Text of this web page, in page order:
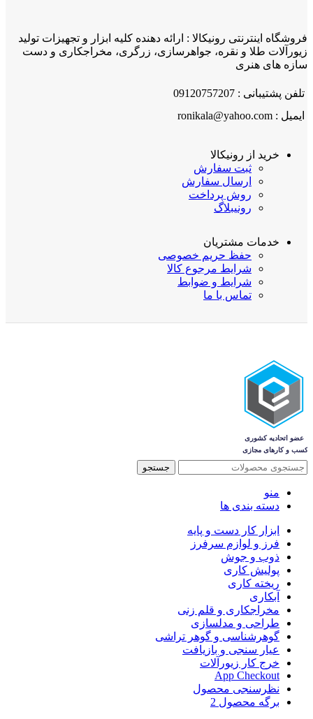
فروشگاه اینترنتی رونیکالا : ارائه دهنده کلیه ابزار و تجهیزات تولید
زیورآلات طلا و نقره، جواهرسازی، زرگری، مخراجکاری و دست
سازه های هنری
تلفن پشتیبانی : 09120757207
ایمیل : ronikala@yahoo.com
خرید از رونیکالا
ثبت سفارش
ارسال سفارش
روش پرداخت
رونیبلاگ
خدمات مشتریان
حفظ حریم خصوصی
شرایط مرجوع کالا
شرایط و ضوابط
تماس با ما
جستجو
منو
دسته بندی ها
ابزار کار دست و پایه
فرز و لوازم سرفرز
ذوب و جوش
پولیش کاری
ریخته کاری
آبکاری
مخراجکاری و قلم زنی
طراحی و مدلسازی
گوهرشناسی و گوهر تراشی
عیار سنجی و بازیافت
خرج کار زیورآلات
App Checkout
نظرسنجی محصول
برگه محصول 2